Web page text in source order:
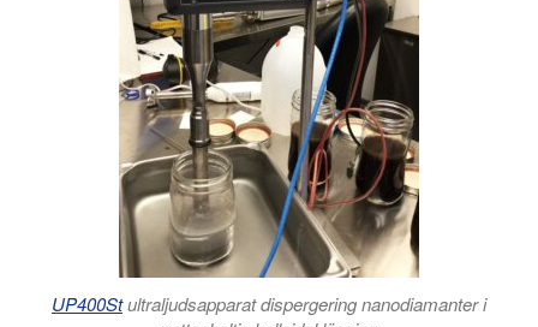
UP400Stultraljudsapparat dispergering nanodiamanter i